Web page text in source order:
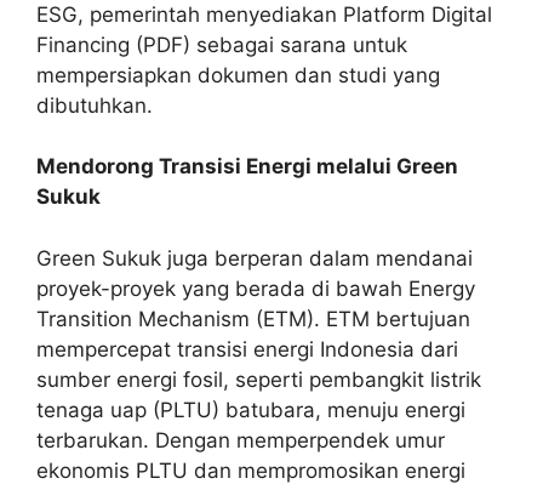
ESG, pemerintah menyediakan Platform Digital
Financing (PDF) sebagai sarana untuk
mempersiapkan dokumen dan studi yang
dibutuhkan.
Mendorong Transisi Energi melalui Green
Sukuk
Green Sukuk juga berperan dalam mendanai
proyek-proyek yang berada di bawah Energy
Transition Mechanism (ETM). ETM bertujuan
mempercepat transisi energi Indonesia dari
sumber energi fosil, seperti pembangkit listrik
tenaga uap (PLTU) batubara, menuju energi
terbarukan. Dengan memperpendek umur
ekonomis PLTU dan mempromosikan energi